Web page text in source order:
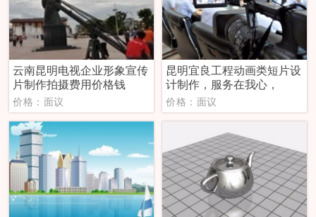
云南昆明电视企业形象宣传
片制作拍摄费用价格钱
价格：面议
昆明宜良工程动画类短片设
计制作，服务在我心，
价格：面议